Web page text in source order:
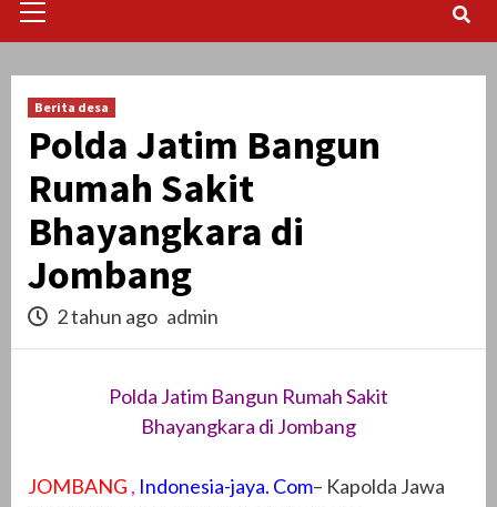
Menu
Berita desa
Polda Jatim Bangun
Rumah Sakit
Bhayangkara di
Jombang
2 tahun ago admin
Polda Jatim Bangun Rumah Sakit
Bhayangkara di Jombang
JOMBANG , Indonesia-jaya. Com– Kapolda Jawa